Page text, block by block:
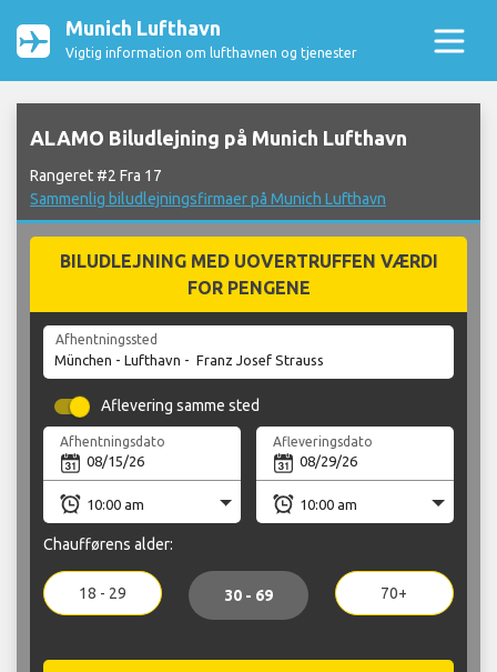
Munich Lufthavn
Vigtig information om lufthavnen og tjenester
ALAMO Biludlejning på Munich Lufthavn
Rangeret #2 Fra 17
Sammenlig biludlejningsfirmaer på Munich Lufthavn
BILUDLEJNING MED UOVERTRUFFEN VÆRDI
FOR PENGENE
Afhentningssted
Aflevering samme sted
Afhentningsdato Afleveringsdato
Chaufførens alder:
18 - 29 30 - 69 70+